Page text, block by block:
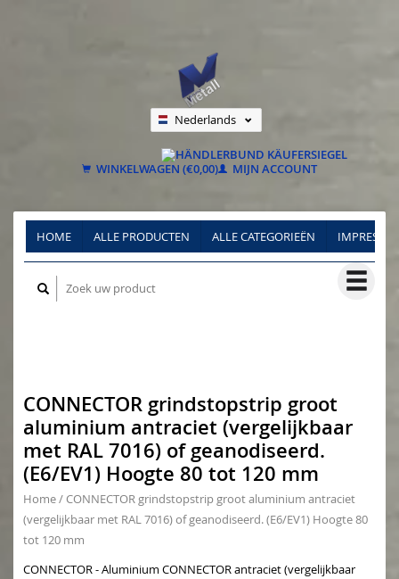
Nederlands
Français
WINKELWAGEN (€0,00) MIJN ACCOUNT
HOME ALLE PRODUCTEN ALLE CATEGORIEËN
CONNECTOR grindstopstrip groot
aluminium antraciet (vergelijkbaar
met RAL 7016) of geanodiseerd.
(E6/EV1) Hoogte 80 tot 120 mm
Home/ CONNECTOR grindstopstrip groot aluminium antraciet
(vergelijkbaar met RAL 7016) of geanodiseerd. (E6/EV1) Hoogte 80
tot 120 mm
CONNECTOR - Aluminium CONNECTOR antraciet (vergelijkbaar